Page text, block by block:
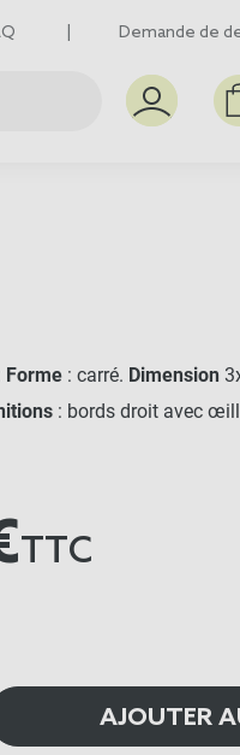
Demande de
Forme : carré. Dimension
: bords droit avec
TTC
AJOUTER